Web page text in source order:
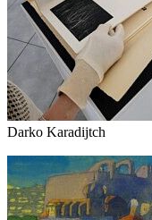
Darko Karadijtch